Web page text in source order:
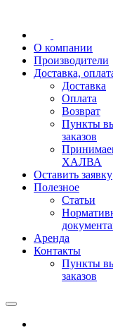
О компании
Производители
Доставка,
Доставка
Оплата
Возврат
Пункты
заказов
ХАЛВА
Оставить заявку
Полезное
Статьи
Аренда
Контакты
Пункты
заказов